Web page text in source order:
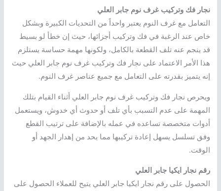
نجار فك وتركيب غرف نوم جابر العلي
التعامل مع غرف النوم يعتبر واحداً من التحديات الكبيرة وبشكل
خاص عند الرغبة في فك وتركيب أجزائها، حيث إن خطأ لو بسيط
قد ينجم عنه تلف القطعة بالكامل، ولكونها مهمة حساسة يستلزم
هذا الأمر الاعتماد على نجار فك وتركيب غرف نوم جابر العلي حيث
إنه يتميز بقدرته على التعامل مع جميع عناصر غرف النوم.
ويحرص نجار فك وتركيب غرف نوم جابر العلي أثناء القيام بتلك
المهمة على عدم التسبب بأي تلف أو حدوث أي خدوش، ويستعمل
أدوات متخصصة تساعده في عمله بالإضافة على ترتيب القطع
وفق تسلسل يسهل إعادة تركيبها مما يحد من إهدار الجهد أو
الوقت.
رقم نجار ايكيا جابر العلي
الحصول على رقم نجار ايكيا جابر العلي يتيح للعملاء الحصول على